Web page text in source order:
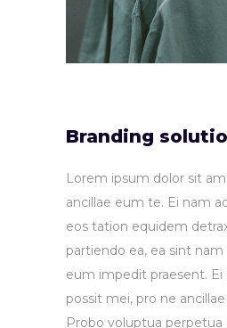
Branding
Lorem ipsum dolor sit
ancillae eum te. Ei nam
eos tation equidem
partiendo ea, ea sint
eum impedit praesent. Ei
possit mei, pro ne
Probo voluptua perpetua